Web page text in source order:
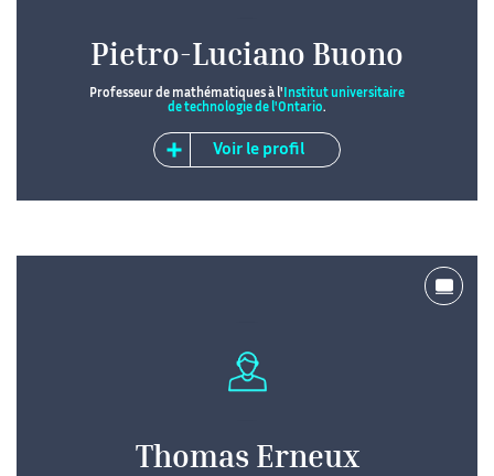
Pietro-Luciano Buono
Professeur de mathématiques à l' Institut universitaire
de technologie de l'Ontario.
Voir le profil
Thomas Erneux